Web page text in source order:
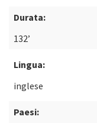
Durata:
132’
Lingua:
inglese
Paesi: